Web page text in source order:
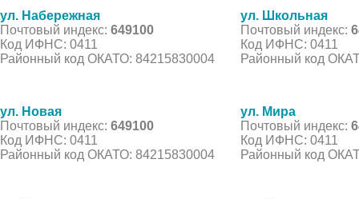
ул. Набережная
Почтовый индекс: 649100
Код ИФНС: 0411
Районный код ОКАТО: 84215830004
ул. Школьная
Почтовый индекс:
Код ИФНС: 0411
Районный код
ул. Новая
Почтовый индекс: 649100
Код ИФНС: 0411
Районный код ОКАТО: 84215830004
ул. Мира
Почтовый индекс:
Код ИФНС: 0411
Районный код